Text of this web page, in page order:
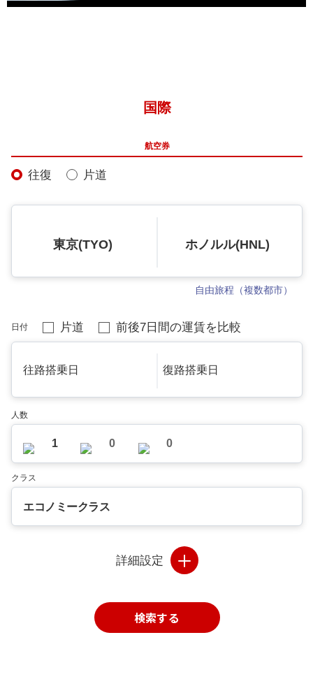
国際
航空券
往復 片道
東京(TYO) ホノルル(HNL)
自由旅程（複数都市）
日付 片道 前後7日間の運賃を比較
往路搭乗日 復路搭乗日
人数
1 0 0
クラス
エコノミークラス
詳細設定
検索する